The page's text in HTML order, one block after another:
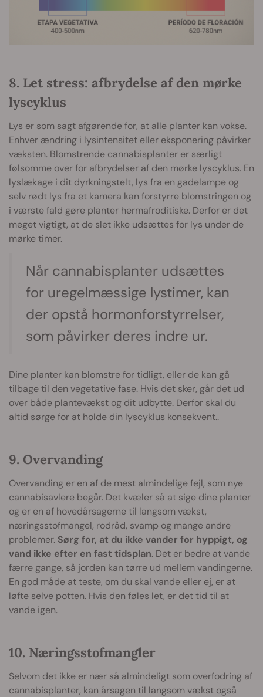
8. Let stress: afbrydelse af den mørke
lyscyklus
Lys er som sagt afgørende for, at alle planter kan vokse.
Enhver ændring i lysintensitet eller eksponering påvirker
væksten. Blomstrende cannabisplanter er særligt
følsomme over for afbrydelser af den mørke lyscyklus. En
lyslækage i dit dyrkningstelt, lys fra en gadelampe og
selv rødt lys fra et kamera kan forstyrre blomstringen og
i værste fald gøre planter hermafroditiske. Derfor er det
meget vigtigt, at de slet ikke udsættes for lys under de
mørke timer.
Når cannabisplanter udsættes
for uregelmæssige lystimer, kan
der opstå hormonforstyrrelser,
som påvirker deres indre ur.
Dine planter kan blomstre for tidligt, eller de kan gå
tilbage til den vegetative fase. Hvis det sker, går det ud
over både plantevækst og dit udbytte. Derfor skal du
altid sørge for at holde din lyscyklus konsekvent..
9. Overvanding
Overvanding er en af de mest almindelige fejl, som nye
cannabisavlere begår. Det kvæler så at sige dine planter
og er en af hovedårsagerne til langsom vækst,
næringsstofmangel, rodråd, svamp og mange andre
problemer. Sørg for, at du ikke vander for hyppigt, og
vand ikke efter en fast tidsplan. Det er bedre at vande
færre gange, så jorden kan tørre ud mellem vandingerne.
En god måde at teste, om du skal vande eller ej, er at
løfte selve potten. Hvis den føles let, er det tid til at
vande igen.
10. Næringsstofmangler
Selvom det ikke er nær så almindeligt som overfodring af
cannabisplanter, kan årsagen til langsom vækst også